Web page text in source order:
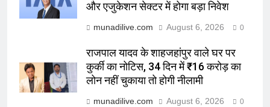
और एजुकेशन सेक्टर में होगा बड़ा निवेश
munadilive.com August 6, 2026 0
राजपाल यादव के शाहजहांपुर वाले घर पर
कुर्की का नोटिस, 34 दिन में ₹16 करोड़ का
लोन नहीं चुकाया तो होगी नीलामी
munadilive.com August 6, 2026 0